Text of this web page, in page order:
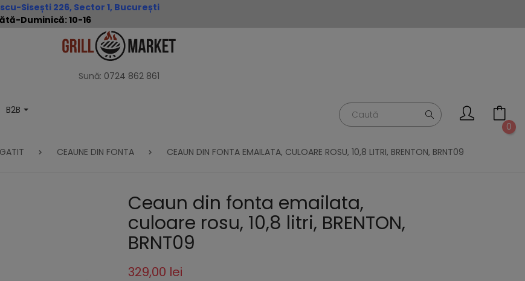
Sisești 226, Sector 1, București
Duminică: 10-16
Sună: 0724 862 861
B2B
0
CEAUNE DIN FONTA CEAUN DIN FONTA EMAILATA, CULOARE ROSU, 10,8 LITRI, BRENTON, BRNT09
Ceaun din fonta emailata,
culoare rosu, 10,8 litri, BRENTON,
BRNT09
329,00 lei